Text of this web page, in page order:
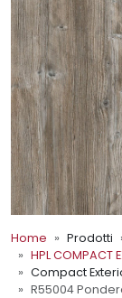
Home Prodotti
HPL COMPACT
Compact
R55004